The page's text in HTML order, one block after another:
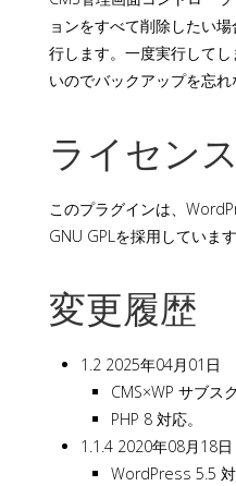
ョンをすべて削除したい
行します。一度実行して
いのでバックアップを忘れ
ライセンス
このプラグインは、
GNU GPLを採用しています
変更履歴
1.2 2025年04月01日
CMS×WP サブス
PHP 8 対応。
1.1.4 2020年08月18日
WordPress 5.5 対